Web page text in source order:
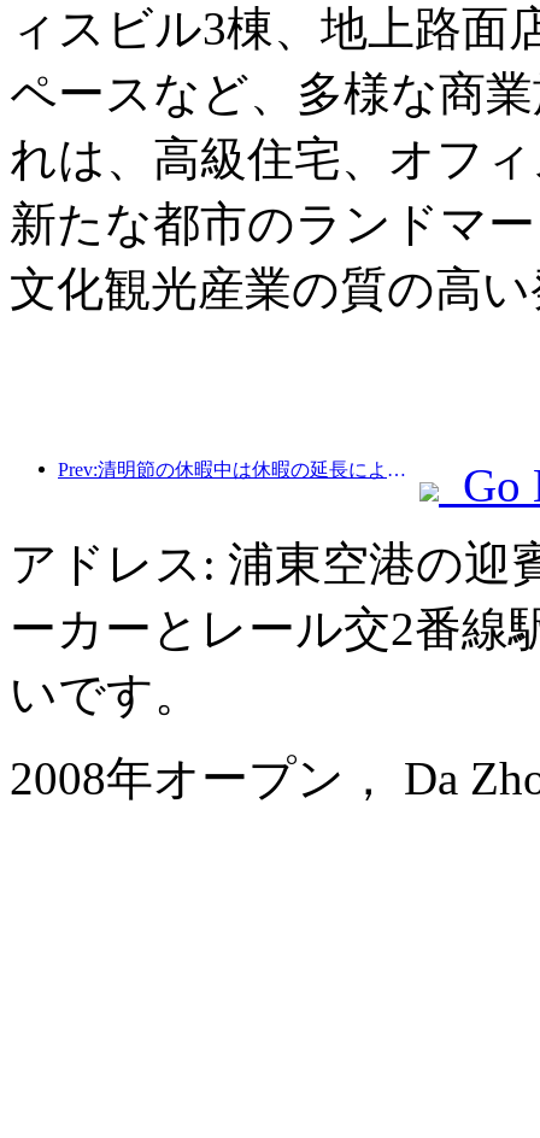
ィスビル3棟、地上路面
ペースなど、多様な商
れは、高級住宅、オフ
新たな都市のランドマ
文化観光産業の質の高
Prev:清明節の休暇中は休暇の延長により旅行が急増し、多くの都市で外出や花見のために訪問者数が増加した。
Go
アドレス: 浦東空港の迎
ーカーとレール交2番線
いです。
2008年オープン， Da